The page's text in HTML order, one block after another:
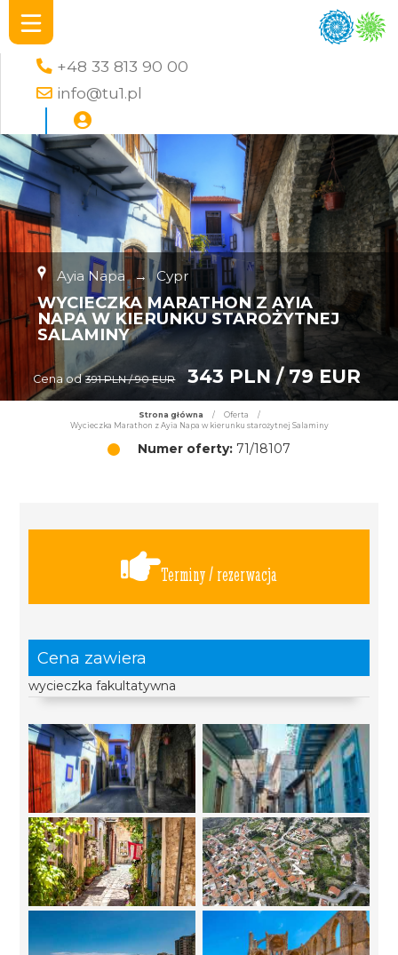
+48 33 813 90 00
info@tu1.pl
Ayia Napa → Cypr
WYCIECZKA MARATHON Z AYIA
NAPA W KIERUNKU STAROŻYTNEJ
SALAMINY
Cena od 391 PLN / 90 EUR 343 PLN / 79 EUR
Strona główna / Oferta
/
Wycieczka Marathon z Ayia Napa w kierunku starożytnej Salaminy
Numer oferty: 71/18107
Terminy / rezerwacja
Cena zawiera
wycieczka fakultatywna